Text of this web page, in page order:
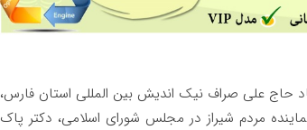
حاج علی صراف نیک اندیش بین المللی استان فارس،
مردم شیراز در مجلس شورای اسلامی، دکتر پاک